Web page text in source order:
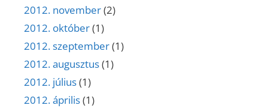
2012. november(2)
2012. október(1)
2012. szeptember(1)
2012. augusztus(1)
2012. július(1)
2012. április(1)